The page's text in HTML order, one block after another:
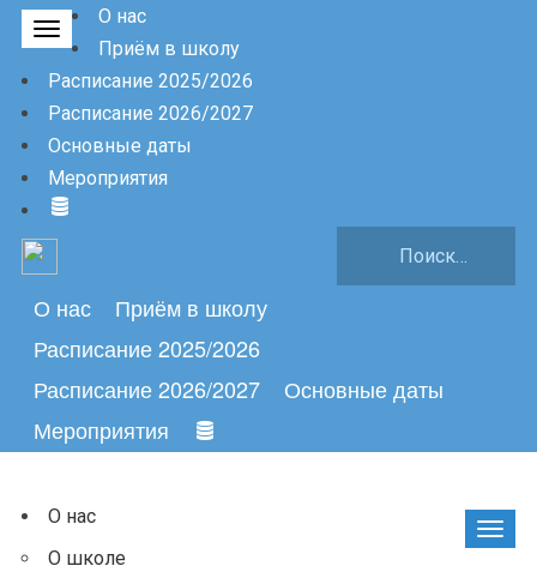
О нас
Приём в школу
Расписание 2025/2026
Расписание 2026/2027
Основные даты
Мероприятия
О нас
Приём в школу
Расписание 2025/2026
Расписание 2026/2027
Основные даты
Мероприятия
О нас
О школе